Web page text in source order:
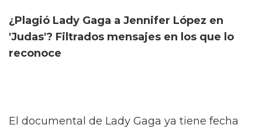
¿Plagió Lady Gaga a Jennifer López en
'Judas'? Filtrados mensajes en los que lo
reconoce
El documental de Lady Gaga ya tiene fecha